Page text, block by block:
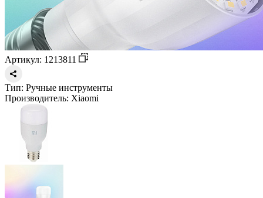
Артикул: 1213811
Тип: Ручные инструменты
Производитель: Xiaomi